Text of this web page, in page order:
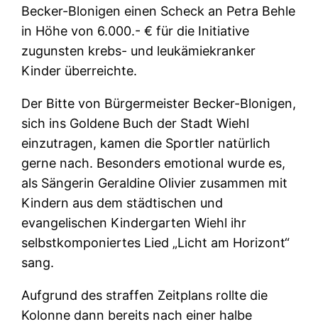
Becker-Blonigen einen Scheck an Petra Behle
in Höhe von 6.000.- € für die Initiative
zugunsten krebs- und leukämiekranker
Kinder überreichte.
Der Bitte von Bürgermeister Becker-Blonigen,
sich ins Goldene Buch der Stadt Wiehl
einzutragen, kamen die Sportler natürlich
gerne nach. Besonders emotional wurde es,
als Sängerin Geraldine Olivier zusammen mit
Kindern aus dem städtischen und
evangelischen Kindergarten Wiehl ihr
selbstkomponiertes Lied „Licht am Horizont“
sang.
Aufgrund des straffen Zeitplans rollte die
Kolonne dann bereits nach einer halbe